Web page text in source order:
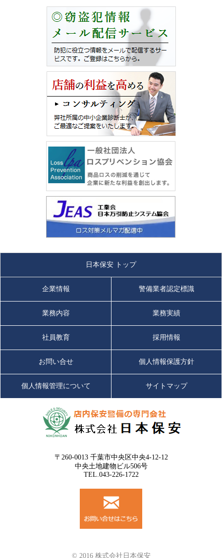
日本保安 トップ
企業情報 警備業者認定標識
業務内容 業務実績
社員教育 採用情報
お問い合せ 個人情報保護方針
個人情報管理について サイトマップ
〒260-0013 千葉市中央区中央4-12-12
中央土地建物ビル506号
TEL.043-226-1722
© 2016 株式会社日本保安